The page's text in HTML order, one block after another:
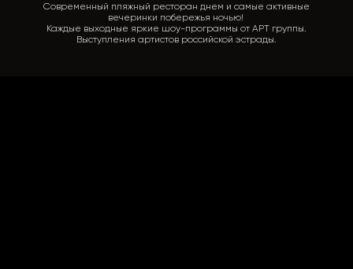
Современный пляжный ресторан днем и самые активные
вечеринки побережья ночью!
Каждые выходные яркие шоу-программы от АРТ группы.
Выступления артистов российской эстрады.